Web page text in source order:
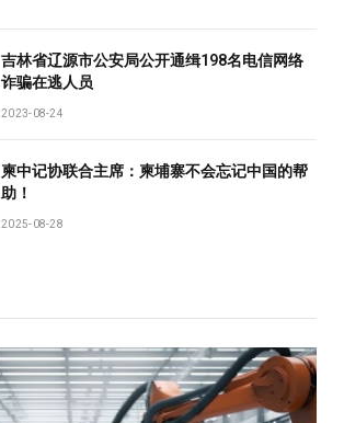
吉林省辽源市公安局公开通缉198名电信网络
诈骗在逃人员
2023-08-24
柬中记协联合主席：柬埔寨不会忘记中国的帮
助！
2025-08-28